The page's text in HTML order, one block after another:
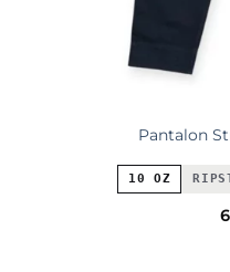
Pantalon
10 OZ